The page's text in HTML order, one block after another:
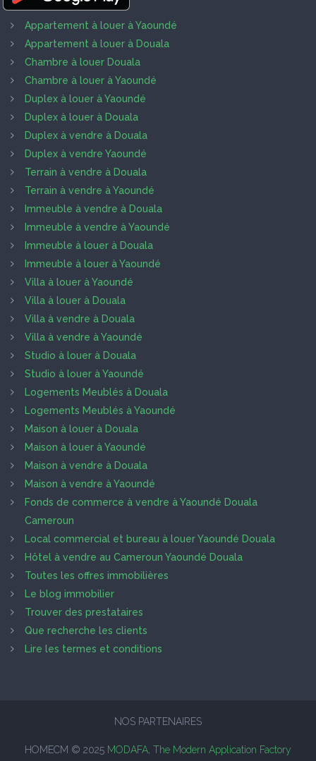
Appartement à louer à Yaoundé
Appartement à louer à Douala
Chambre à louer Douala
Chambre à louer à Yaoundé
Duplex à louer à Yaoundé
Duplex à louer à Douala
Duplex à vendre à Douala
Duplex à vendre Yaoundé
Terrain à vendre à Douala
Terrain à vendre à Yaoundé
Immeuble à vendre à Douala
Immeuble à vendre à Yaoundé
Immeuble à louer à Douala
Immeuble à louer à Yaoundé
Villa à louer à Yaoundé
Villa à louer à Douala
Villa à vendre à Douala
Villa à vendre à Yaoundé
Studio à louer à Douala
Studio à louer à Yaoundé
Logements Meublés à Douala
Logements Meublés à Yaoundé
Maison à louer à Douala
Maison à louer à Yaoundé
Maison à vendre à Douala
Maison à vendre à Yaoundé
Fonds de commerce à vendre à Yaoundé Douala
Cameroun
Local commercial et bureau à louer Yaoundé Douala
Hôtel à vendre au Cameroun Yaoundé Douala
Toutes les offres immobilières
Le blog immobilier
Trouver des prestataires
Que recherche les clients
Lire les termes et conditions
NOS PARTENAIRES
HOMECM © 2025 MODAFA, The Modern Application Factory